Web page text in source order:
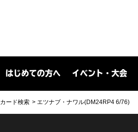
はじめての方へ イベント・大会
カード検索 エツナブ・ナワル(DM24RP4 6/76)